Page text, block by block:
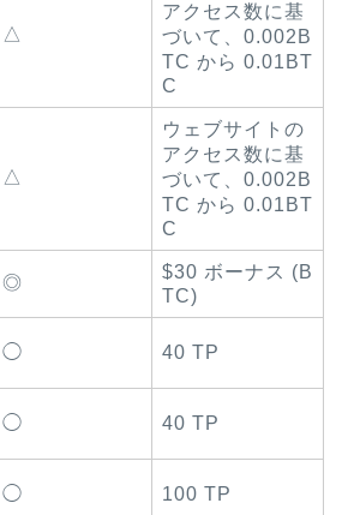
△
アクセス数に基
づいて、0.002B
TC から 0.01BT
C
△
ウェブサイトの
アクセス数に基
づいて、0.002B
TC から 0.01BT
C
◎
$30 ボーナス (B
TC)
◯ 40 TP
◯ 40 TP
◯ 100 TP